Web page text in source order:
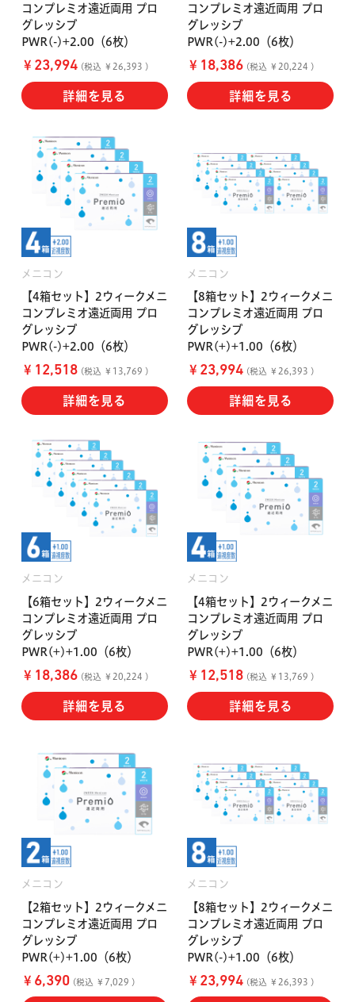
コンプレミオ遠近両用 プロ
グレッシブ
PWR(-)+2.00（6枚）
￥ 23,994(税込 ￥26,393 )
詳細を見る
コンプレミオ遠近両用 プロ
グレッシブ
PWR(-)+2.00（6枚）
￥ 18,386(税込 ￥20,224 )
詳細を見る
メニコン
【4箱セット】2ウィークメニ
コンプレミオ遠近両用 プロ
グレッシブ
PWR(-)+2.00（6枚）
￥ 12,518(税込 ￥13,769 )
詳細を見る
メニコン
【8箱セット】2ウィークメニ
コンプレミオ遠近両用 プロ
グレッシブ
PWR(+)+1.00（6枚）
￥ 23,994(税込 ￥26,393 )
詳細を見る
メニコン
【6箱セット】2ウィークメニ
コンプレミオ遠近両用 プロ
グレッシブ
PWR(+)+1.00（6枚）
￥ 18,386(税込 ￥20,224 )
詳細を見る
メニコン
【4箱セット】2ウィークメニ
コンプレミオ遠近両用 プロ
グレッシブ
PWR(+)+1.00（6枚）
￥ 12,518(税込 ￥13,769 )
詳細を見る
メニコン
【2箱セット】2ウィークメニ
コンプレミオ遠近両用 プロ
グレッシブ
PWR(+)+1.00（6枚）
￥ 6,390(税込 ￥7,029 )
メニコン
【8箱セット】2ウィークメニ
コンプレミオ遠近両用 プロ
グレッシブ
PWR(-)+1.00（6枚）
￥ 23,994(税込 ￥26,393 )